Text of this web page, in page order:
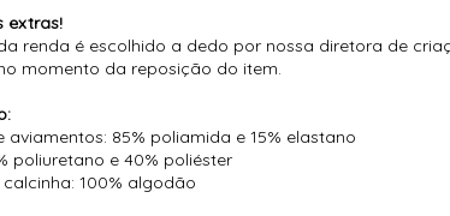
extras!
renda é escolhido a dedo por nossa diretora de
momento da reposição do item.
aviamentos: 85% poliamida e 15% elastano
poliuretano e 40% poliéster
100% algodão